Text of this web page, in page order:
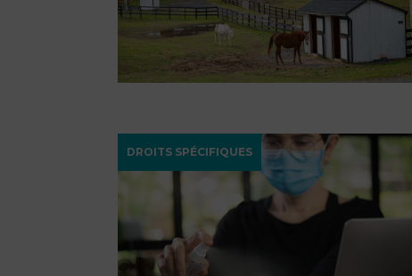
DROITS SPÉCIFIQUES